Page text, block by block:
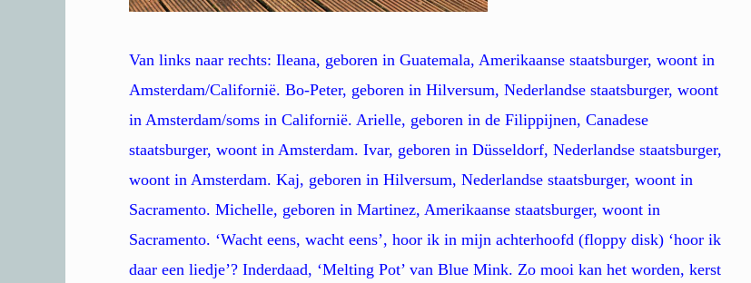
Van links naar rechts: Ileana, geboren in Guatemala, Amerikaanse staatsburger, woont in
Amsterdam/Californië. Bo-Peter, geboren in Hilversum, Nederlandse staatsburger, woont
in Amsterdam/soms in Californië. Arielle, geboren in de Filippijnen, Canadese
staatsburger, woont in Amsterdam. Ivar, geboren in Düsseldorf, Nederlandse staatsburger,
woont in Amsterdam. Kaj, geboren in Hilversum, Nederlandse staatsburger, woont in
Sacramento. Michelle, geboren in Martinez, Amerikaanse staatsburger, woont in
Sacramento. ‘Wacht eens, wacht eens’, hoor ik in mijn achterhoofd (floppy disk) ‘hoor ik
daar een liedje’? Inderdaad, ‘Melting Pot’ van Blue Mink. Zo mooi kan het worden, kerst